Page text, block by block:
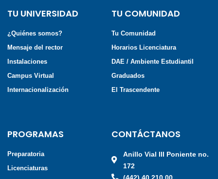
TU UNIVERSIDAD
¿Quiénes somos?
Mensaje del rector
Instalaciones
Campus Virtual
Internacionalización
TU COMUNIDAD
Tu Comunidad
Horarios Licenciatura
DAE / Ambiente Estudiantil
Graduados
El Trascendente
PROGRAMAS
Preparatoria
Licenciaturas
CONTÁCTANOS
Anillo Vial III Poniente no.
172
(442) 40 210 00